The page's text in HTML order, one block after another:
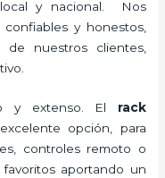
y nacional.
Nos
y honestos,
nuestros clientes,
y extenso. El rack
opción, para
controles remoto o
aportando un